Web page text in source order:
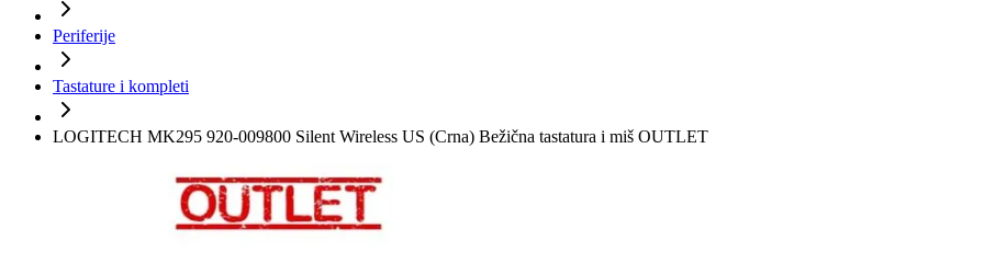
Periferije
Tastature i kompleti
LOGITECH MK295 920-009800 Silent Wireless US (Crna) Bežična tastatura i miš OUTLET